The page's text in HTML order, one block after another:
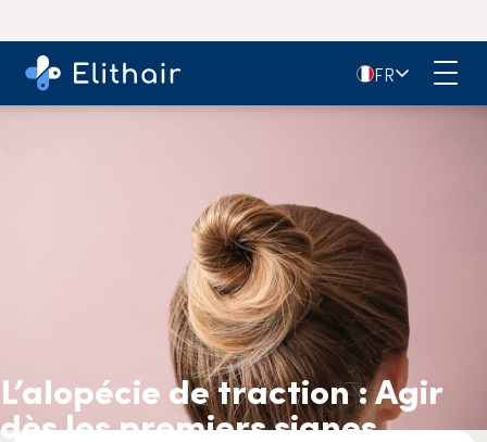
🇫🇷FR
L’alopécie de traction : Agir
dès les premiers signes